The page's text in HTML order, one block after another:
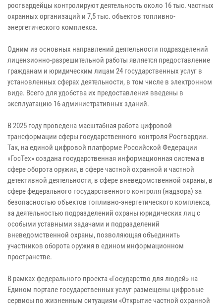
росгвардейцы контролируют деятельность около 16 тыс. частных
охранных организаций и 7,5 тыс. объектов топливно-
энергетического комплекса.
Одним из основных направлений деятельности подразделений
лицензионно-разрешительной работы является предоставление
гражданам и юридическим лицам 24 государственных услуг в
установленных сферах деятельности, в том числе в электронном
виде. Всего для удобства их предоставления введены в
эксплуатацию 16 административных зданий.
В 2025 году проведена масштабная работа цифровой
трансформации сферы государственного контроля Росгвардии.
Так, на единой цифровой платформе Российской Федерации
«ГосТех» создана государственная информационная система в
сфере оборота оружия, в сфере частной охранной и частной
детективной деятельности, в сфере вневедомственной охраны, в
сфере федерального государственного контроля (надзора) за
безопасностью объектов топливно-энергетического комплекса,
за деятельностью подразделений охраны юридических лиц с
особыми уставными задачами и подразделений
вневедомственной охраны, позволяющая объединить
участников оборота оружия в едином информационном
пространстве.
В рамках федерального проекта «Государство для людей» на
Едином портале государственных услуг размещены цифровые
сервисы по жизненным ситуациям «Открытие частной охранной